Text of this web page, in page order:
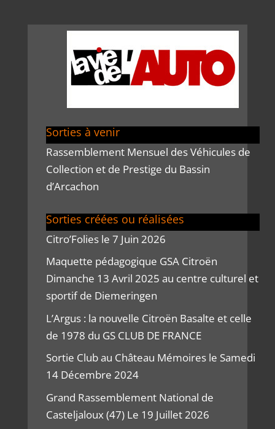
Sorties à venir
Rassemblement Mensuel des Véhicules de
Collection et de Prestige du Bassin
d’Arcachon
Sorties créées ou réalisées
Citro’Folies le 7 Juin 2026
Maquette pédagogique GSA Citroën
Dimanche 13 Avril 2025 au centre culturel et
sportif de Diemeringen
L’Argus : la nouvelle Citroën Basalte et celle
de 1978 du GS CLUB DE FRANCE
Sortie Club au Château Mémoires le Samedi
14 Décembre 2024
Grand Rassemblement National de
Casteljaloux (47) Le 19 Juillet 2026